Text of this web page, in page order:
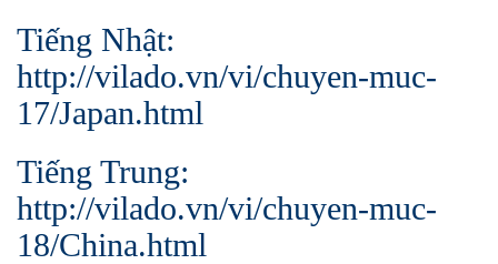
Tiếng Nhật:
http://vilado.vn/vi/chuyen-muc-
17/Japan.html
Tiếng Trung:
http://vilado.vn/vi/chuyen-muc-
18/China.html